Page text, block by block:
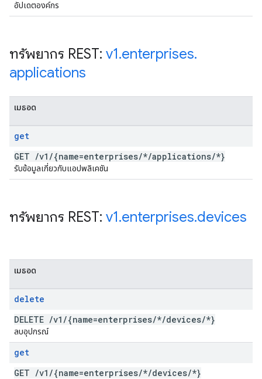
อัปเดตองค์กร
ทรัพยากร REST: v1.enterprises.
applications
เมธอด
get
GET /v1 /{name=enterprises/*/applications/*}
รับข้อมูลเกี่ยวกับแอปพลิเคชัน
ทรัพยากร REST: v1.enterprises.devices
เมธอด
delete
DELETE /v1 /{name=enterprises/*/devices/*}
ลบอุปกรณ์
get
GET /v1 /{name=enterprises/*/devices/*}